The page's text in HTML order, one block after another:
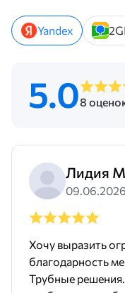
Yandex
5.08
Лидия
09.06.2026
Хочу выразить
благодарность
Трубные